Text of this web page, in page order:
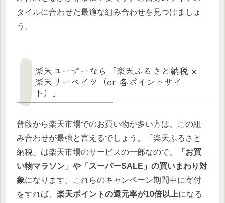
タイルに合わせた最適な組み合わせを見つけましょ
う。
楽天ユーザーなら「楽天ふるさと納税 ×
楽天リーベイツ（or 各ポイントサイ
ト）」
普段から楽天市場でのお買い物が多い方は、この組
み合わせが最強と言えるでしょう。「楽天ふるさと
納税」は楽天市場のサービスの一部なので、
「お買
い物マラソン」や「スーパーSALE」の買いまわり対
象になります。これらのキャンペーン期間中に寄付
をすれば、 楽天ポイントの還元率が10倍以上になる